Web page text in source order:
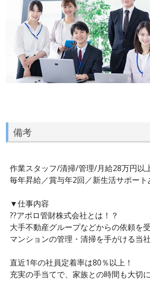
備考
作業スタッフ/清掃/管理/月給28万円以
毎年昇給／賞与年2回／新生活サポート
▼仕事内容
??アポロ管財株式会社とは！？
大手不動産グループなどからの依頼を受
マンションの管理・清掃を手がける当社
直近1年の社員定着率は80％以上！
充実の手当てで、家族との時間も大切に